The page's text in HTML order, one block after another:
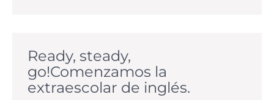
Ready, steady,
go!Comenzamos la
extraescolar de inglés.